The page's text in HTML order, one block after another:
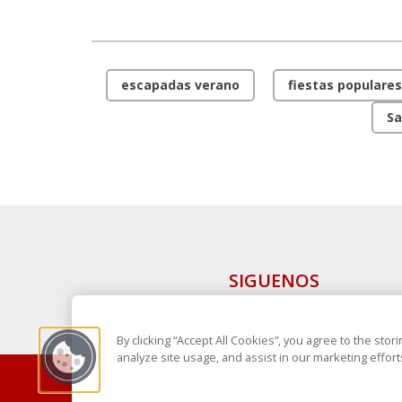
escapadas verano
fiestas populares
SIGUENOS
Copyright 2025 Avanza Spain
By clicking “Accept All Cookies”, you agree to the
analyze site usage, and assist in our marketing